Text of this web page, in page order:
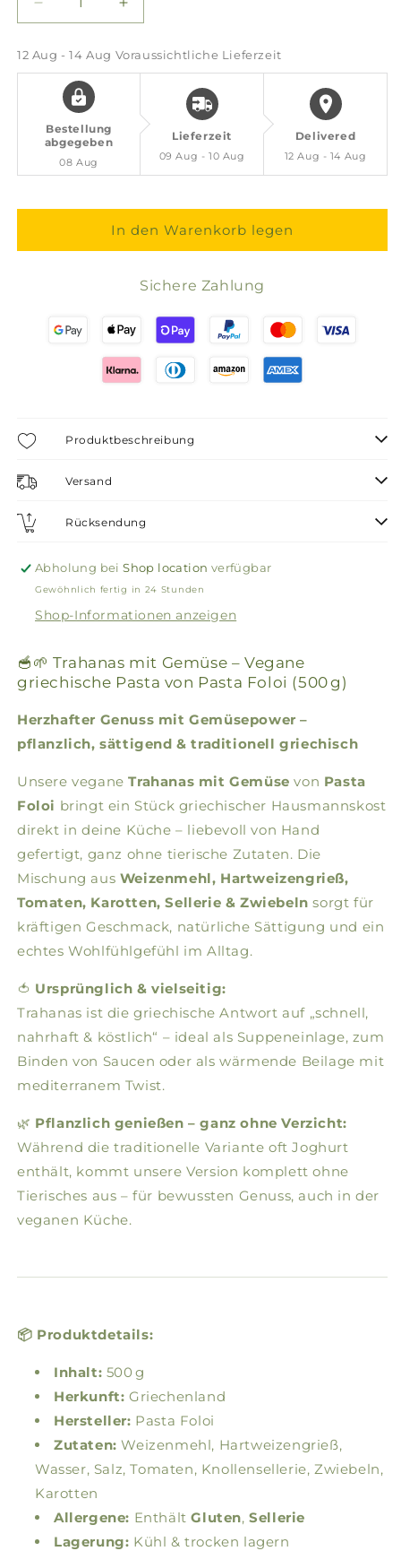
Verringere
die
Menge
für
Pasta
Foloi
Trahanas
(vegan)
Erhöhe
die
Menge
Trahanas
(vegan)
12 Aug - 14 Aug Voraussichtliche Lieferzeit
Bestellung
abgegeben
08 Aug
Lieferzeit
09 Aug - 10 Aug
Delivered
12 Aug - 14 Aug
In den Warenkorb legen
Sichere Zahlung
Produktbeschreibung
Versand
Rücksendung
Abholung beiShop location verfügbar
Gewöhnlich fertig in 24 Stunden
Shop-Informationen anzeigen
🥣🌱 Trahanas mit Gemüse – Vegane
griechische Pasta von Pasta Foloi (500 g)
Herzhafter Genuss mit Gemüsepower –
pflanzlich, sättigend & traditionell griechisch
Unsere veganeTrahanas mit Gemüse von Pasta
Foloi bringt ein Stück griechischer Hausmannskost
direkt in deine Küche – liebevoll von Hand
gefertigt, ganz ohne tierische Zutaten. Die
Mischung aus Weizenmehl, Hartweizengrieß,
Tomaten, Karotten, Sellerie & Zwiebeln sorgt für
kräftigen Geschmack, natürliche Sättigung und ein
echtes Wohlfühlgefühl im Alltag.
🍅 Ursprünglich & vielseitig:
Trahanas ist die griechische Antwort auf „schnell,
nahrhaft & köstlich“ – ideal als Suppeneinlage, zum
Binden von Saucen oder als wärmende Beilage mit
mediterranem Twist.
🌿 Pflanzlich genießen – ganz ohne Verzicht:
Während die traditionelle Variante oft Joghurt
enthält, kommt unsere Version komplett ohne
Tierisches aus – für bewussten Genuss, auch in der
veganen Küche.
📦 Produktdetails:
Inhalt: 500 g
Herkunft: Griechenland
Hersteller: Pasta Foloi
Zutaten: Weizenmehl, Hartweizengrieß,
Wasser, Salz, Tomaten, Knollensellerie, Zwiebeln,
Karotten
Allergene: EnthältGluten,Sellerie
Lagerung: Kühl & trocken lagern